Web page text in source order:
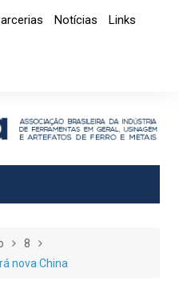
Notícias
Links
8
nova China